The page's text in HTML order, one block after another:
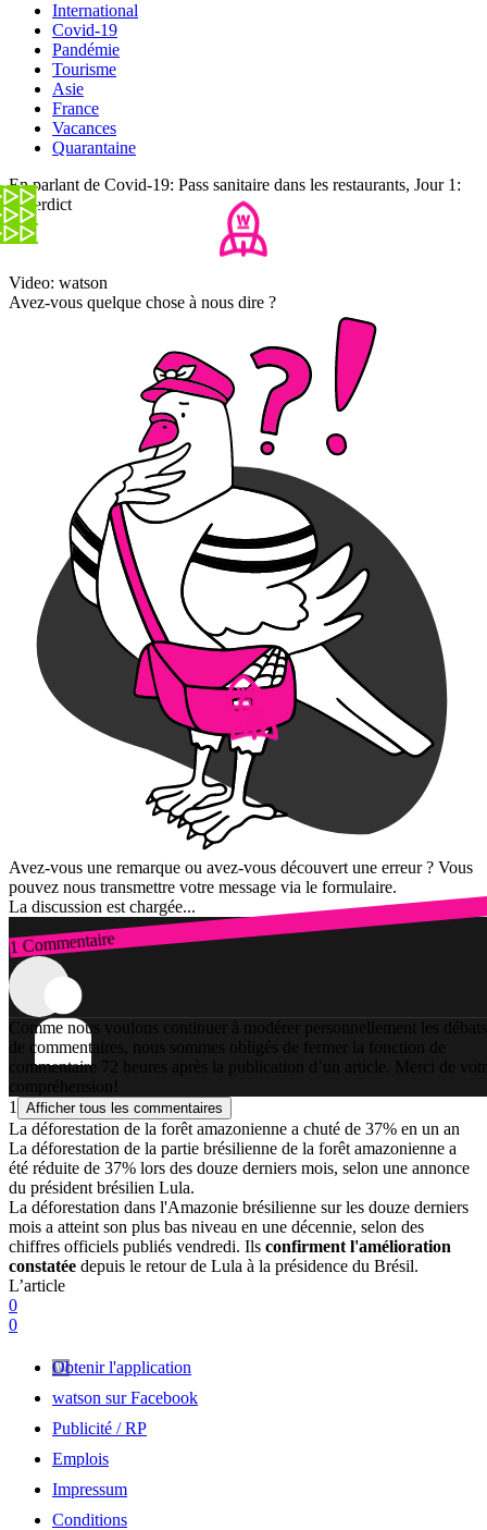
International
Covid-19
Pandémie
Tourisme
Asie
France
Vacances
Quarantaine
En parlant de Covid-19: Pass sanitaire dans les restaurants, Jour 1:
le verdict
Video: watson
Avez-vous quelque chose à nous dire ?
Avez-vous une remarque ou avez-vous découvert une erreur ? Vous
pouvez nous transmettre votre message via le formulaire.
La discussion est chargée...
1 Commentaire
Connexion
Comme nous voulons continuer à modérer personnellement les débats
de commentaires, nous sommes obligés de fermer la fonction de
commentaire 72 heures après la publication d’un article. Merci de
compréhension!
1
Afficher tous les commentaires
La déforestation de la forêt amazonienne a chuté de 37% en un an
La déforestation de la partie brésilienne de la forêt amazonienne a
été réduite de 37% lors des douze derniers mois, selon une annonce
du président brésilien Lula.
La déforestation dans l'Amazonie brésilienne sur les douze derniers
mois a atteint son plus bas niveau en une décennie, selon des
chiffres officiels publiés vendredi. Ils confirment l'amélioration
constatée depuis le retour de Lula à la présidence du Brésil.
L’article
0
0
Obtenir l'application
watson sur Facebook
Publicité / RP
Emplois
Impressum
Conditions